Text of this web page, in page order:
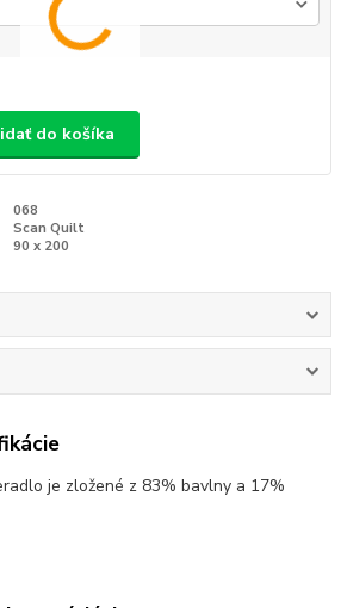
do košíka
068
Scan Quilt
90 x 200
je zložené z 83% bavlny a 17%